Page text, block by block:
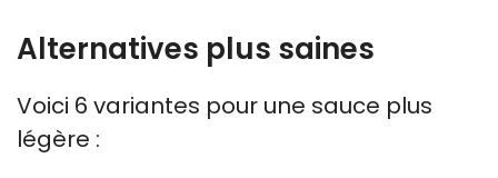
Alternatives plus saines
Voici 6 variantes pour une sauce plus
légère :